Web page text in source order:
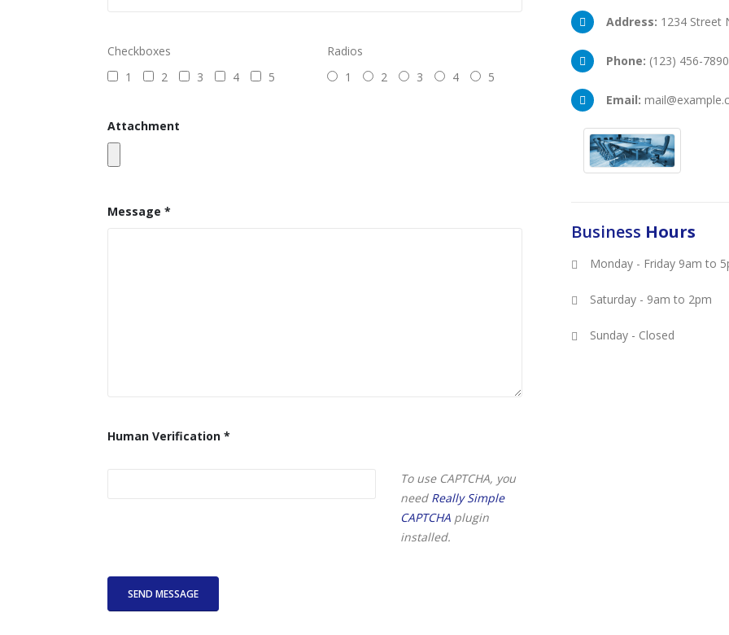
Checkboxes
1
2 3 4 5
Radios
1
2 3 4 5
Attachment
Message *
Human Verification *
To use CAPTCHA, you
need Really Simple
CAPTCHA plugin
installed.
Address: 1234 Street
Phone: (123) 456-7890
Email:
Business Hours
Monday - Friday 9am to
Saturday - 9am to 2pm
Sunday - Closed